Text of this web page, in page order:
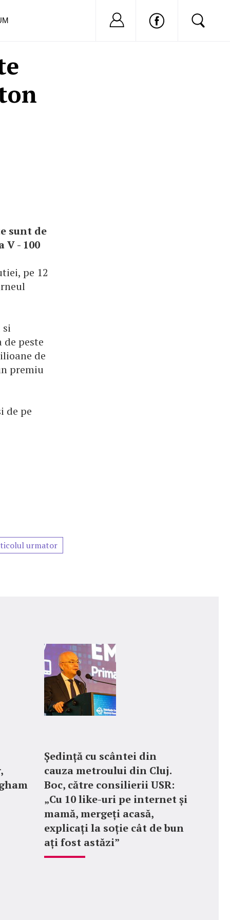
sunt de
V - 100
pe 12
si
peste
de
premiu
de pe
urmator
Ședință cu scântei din
cauza metroului din Cluj.
Boc, către consilierii USR:
„Cu 10 like-uri pe internet și
mamă, mergeți acasă,
explicați la soție cât de bun
ați fost astăzi”
Nu ai cont?